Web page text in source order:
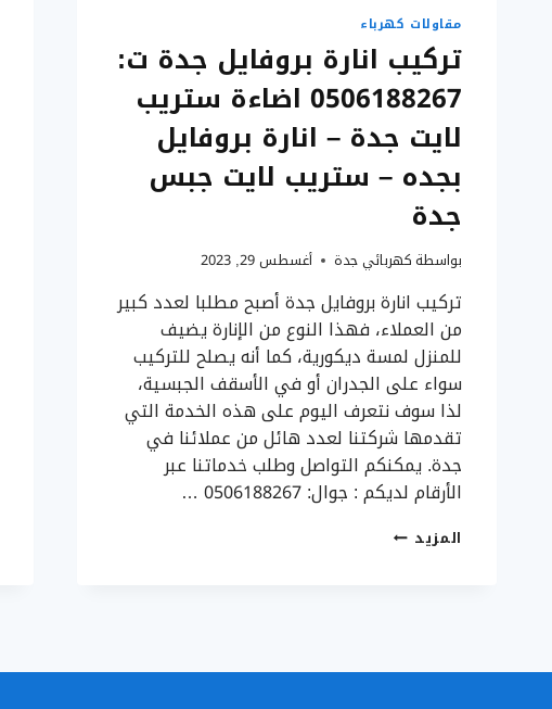
مقاولات كهرباء
تركيب انارة بروفايل جدة ت:
0506188267 اضاءة ستريب
لايت جدة – انارة بروفايل
بجده – ستريب لايت جبس
جدة
بواسطة كهربائي جدة أغسطس 29, 2023
تركيب انارة بروفايل جدة أصبح مطلبا لعدد كبير
من العملاء، فهذا النوع من الإنارة يضيف
للمنزل لمسة ديكورية، كما أنه يصلح للتركيب
سواء على الجدران أو في الأسقف الجبسية،
لذا سوف نتعرف اليوم على هذه الخدمة التي
تقدمها شركتنا لعدد هائل من عملائنا في
جدة. يمكنكم التواصل وطلب خدماتنا عبر
الأرقام لديكم : جوال: 0506188267 …
المزيد تركيب